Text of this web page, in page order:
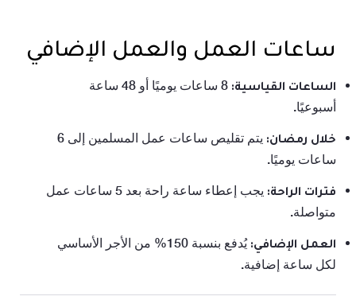
ساعات العمل والعمل الإضافي
الساعات القياسية:
8 ساعات يوميًا أو 48 ساعة
أسبوعيًا.
خلال رمضان:
يتم تقليص ساعات عمل المسلمين إلى 6
ساعات يوميًا.
فترات الراحة:
يجب إعطاء ساعة راحة بعد 5 ساعات عمل
متواصلة.
العمل الإضافي:
يُدفع بنسبة 150% من الأجر الأساسي
لكل ساعة إضافية.